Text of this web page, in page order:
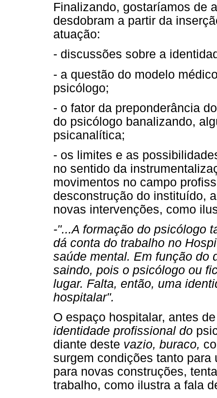
Finalizando, gostaríamos de
desdobram a partir da
atuação:
- discussões sobre a
- a questão do modelo
psicólogo;
- o fator da preponderância
do psicólogo banalizando,
psicanalítica;
- os limites e as
no sentido da
movimentos no campo
desconstrução do instituído,
novas intervenções, como
-"...A formação do psicólogo
dá conta do trabalho no
saúde mental. Em função do
saindo, pois o psicólogo ou
lugar. Falta, então, uma
hospitalar".
O espaço hospitalar, antes
identidade profissional do
diante deste vazio, buraco,
surgem condições tanto
para novas construções,
trabalho, como ilustra a fala